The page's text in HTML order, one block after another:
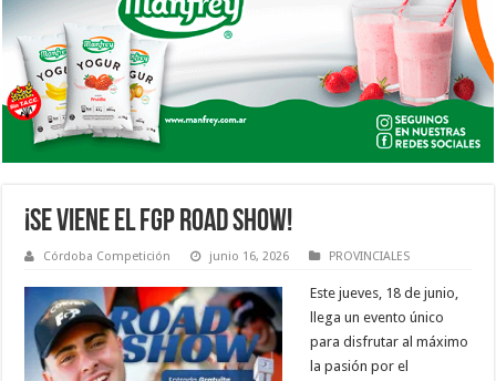
¡SE VIENE EL FGP ROAD SHOW!
Córdoba Competición junio 16, 2026 PROVINCIALES
Este jueves, 18 de junio,
llega un evento único
para disfrutar al máximo
la pasión por el